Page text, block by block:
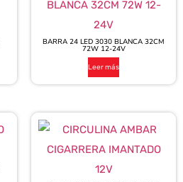
BARRA 24 LED 3030 BLANCA 32CM
72W 12-24V
Leer más